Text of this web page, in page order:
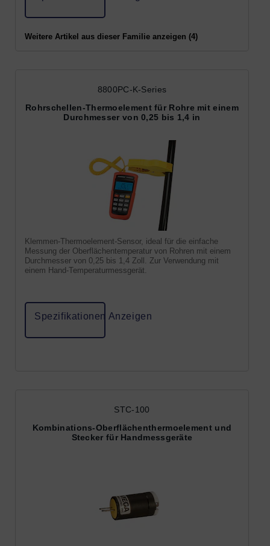
Weitere Artikel aus dieser Familie anzeigen (4)
8800PC-K-Series
Rohrschellen-Thermoelement für Rohre mit einem
Durchmesser von 0,25 bis 1,4 in
Klemmen-Thermoelement-Sensor, ideal für die einfache
Messung der Oberflächentemperatur von Rohren mit einem
Durchmesser von 0,25 bis 1,4 Zoll. Zur Verwendung mit
einem Hand-Temperaturmessgerät.
Spezifikationen Anzeigen
STC-100
Kombinations-Oberflächenthermoelement und
Stecker für Handmessgeräte